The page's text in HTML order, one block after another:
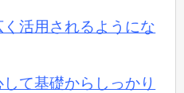
く活用されるようにな
て基礎からしっかり